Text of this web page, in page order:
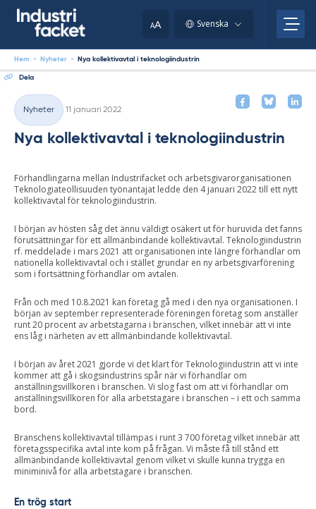
AA Svenska
Hem - Nyheter - Nya kollektivavtal i teknologiindustrin
Dela
Kategorier
Nyheter
11 januari 2022
Nya kollektivavtal i teknologiindustrin
Förhandlingarna mellan Industrifacket och arbetsgivarorganisationen
Teknologiateollisuuden työnantajat ledde den 4 januari 2022 till ett nytt
kollektivavtal för teknologiindustrin.
I början av hösten såg det ännu väldigt osäkert ut för huruvida det fanns
förutsättningar för ett allmänbindande kollektivavtal. Teknologiindustrin
rf. meddelade i mars 2021 att organisationen inte längre förhandlar om
nationella kollektivavtal och i stället grundar en ny arbetsgivarförening
som i fortsättning förhandlar om avtalen.
Från och med 10.8.2021 kan företag gå med i den nya organisationen. I
början av september representerade föreningen företag som anställer
runt 20 procent av arbetstagarna i branschen, vilket innebär att vi inte
ens låg i närheten av ett allmänbindande kollektivavtal.
I början av året 2021 gjorde vi det klart för Teknologiindustrin att vi inte
kommer att gå i skogsindustrins spår när vi förhandlar om
anställningsvillkoren i branschen. Vi slog fast om att vi förhandlar om
anställningsvillkoren för alla arbetstagare i branschen – i ett och samma
bord.
Branschens kollektivavtal tillämpas i runt 3 700 företag vilket innebär att
företagsspecifika avtal inte kom på frågan. Vi måste få till stånd ett
allmänbindande kollektivavtal genom vilket vi skulle kunna trygga en
miniminivå för alla arbetstagare i branschen.
En trög start